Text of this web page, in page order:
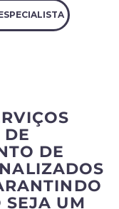
DE
DE
SEJA UM